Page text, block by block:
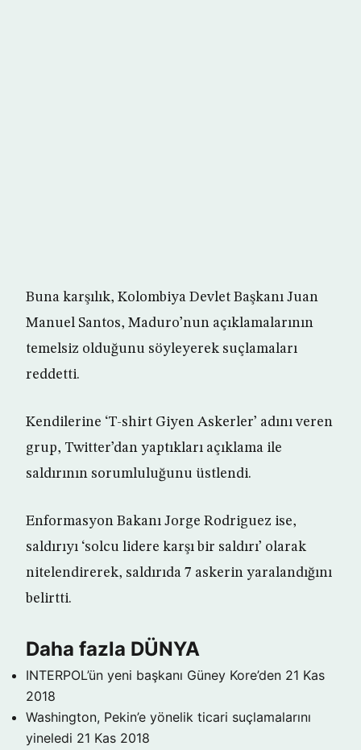
Buna karşılık, Kolombiya Devlet Başkanı Juan
Manuel Santos, Maduro’nun açıklamalarının
temelsiz olduğunu söyleyerek suçlamaları
reddetti.
Kendilerine ‘T-shirt Giyen Askerler’ adını veren
grup, Twitter’dan yaptıkları açıklama ile
saldırının sorumluluğunu üstlendi.
Enformasyon Bakanı Jorge Rodriguez ise,
saldırıyı ‘solcu lidere karşı bir saldırı’ olarak
nitelendirerek, saldırıda 7 askerin yaralandığını
belirtti.
Daha fazla DÜNYA
INTERPOL’ün yeni başkanı Güney Kore’den 21 Kas
2018
Washington, Pekin’e yönelik ticari suçlamalarını
yineledi 21 Kas 2018